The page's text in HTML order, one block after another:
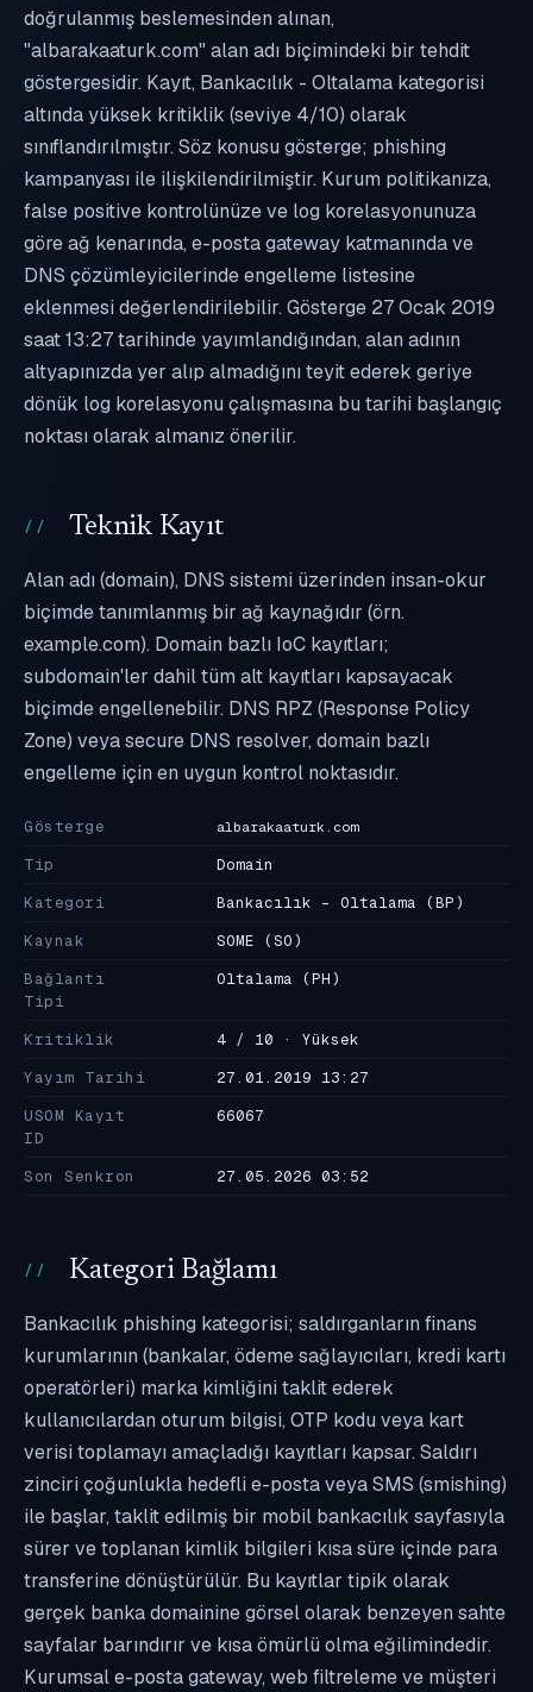
doğrulanmış beslemesinden alınan,
"albarakaaturk.com" alan adı biçimindeki bir tehdit
göstergesidir. Kayıt, Bankacılık - Oltalama kategorisi
altında yüksek kritiklik (seviye 4/10) olarak
sınıflandırılmıştır. Söz konusu gösterge; phishing
kampanyası ile ilişkilendirilmiştir. Kurum politikanıza,
false positive kontrolünüze ve log korelasyonunuza
göre ağ kenarında, e-posta gateway katmanında ve
DNS çözümleyicilerinde engelleme listesine
eklenmesi değerlendirilebilir. Gösterge 27 Ocak 2019
saat 13:27 tarihinde yayımlandığından, alan adının
altyapınızda yer alıp almadığını teyit ederek geriye
dönük log korelasyonu çalışmasına bu tarihi başlangıç
noktası olarak almanız önerilir.
Teknik Kayıt
Alan adı (domain), DNS sistemi üzerinden insan-okur
biçimde tanımlanmış bir ağ kaynağıdır (örn.
example.com). Domain bazlı IoC kayıtları;
subdomain'ler dahil tüm alt kayıtları kapsayacak
biçimde engellenebilir. DNS RPZ (Response Policy
Zone) veya secure DNS resolver, domain bazlı
engelleme için en uygun kontrol noktasıdır.
Gösterge albarakaaturk.com
Tip
Domain
Kategori
Bankacılık - Oltalama (BP)
Kaynak
SOME (SO)
Bağlantı
Tipi
Oltalama (PH)
Kritiklik
4 / 10 · Yüksek
Yayım Tarihi
27.01.2019 13:27
USOM Kayıt
ID
66067
Son Senkron 27.05.2026 03:52
Kategori Bağlamı
Bankacılık phishing kategorisi; saldırganların finans
kurumlarının (bankalar, ödeme sağlayıcıları, kredi kartı
operatörleri) marka kimliğini taklit ederek
kullanıcılardan oturum bilgisi, OTP kodu veya kart
verisi toplamayı amaçladığı kayıtları kapsar. Saldırı
zinciri çoğunlukla hedefli e-posta veya SMS (smishing)
ile başlar, taklit edilmiş bir mobil bankacılık sayfasıyla
sürer ve toplanan kimlik bilgileri kısa süre içinde para
transferine dönüştürülür. Bu kayıtlar tipik olarak
gerçek banka domainine görsel olarak benzeyen sahte
sayfalar barındırır ve kısa ömürlü olma eğilimindedir.
Kurumsal e-posta gateway, web filtreleme ve müşteri